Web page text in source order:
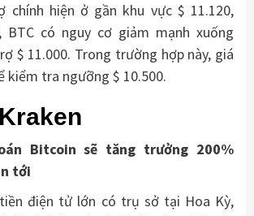
chính hiện ở gần khu vực $ 11.120,
BTC có nguy cơ giảm mạnh xuống
$ 11.000. Trong trường hợp này, giá
kiểm tra ngưỡng $ 10.500.
Bitcoin sẽ tăng trưởng 200%
tới
điện tử lớn có trụ sở tại Hoa Kỳ,